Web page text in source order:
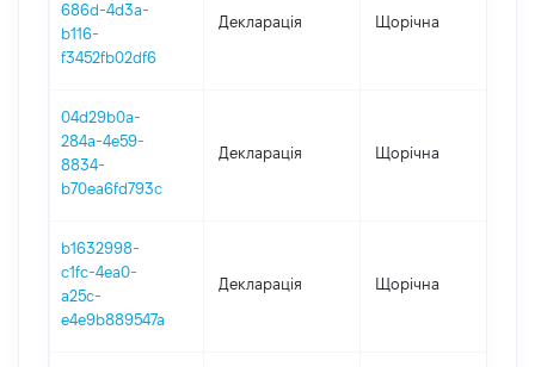
686d-4d3a-
b116-
f3452fb02df6
Декларація Щорічна
04d29b0a-
284a-4e59-
8834-
b70ea6fd793c
Декларація Щорічна
b1632998-
c1fc-4ea0-
a25c-
e4e9b889547a
Декларація Щорічна